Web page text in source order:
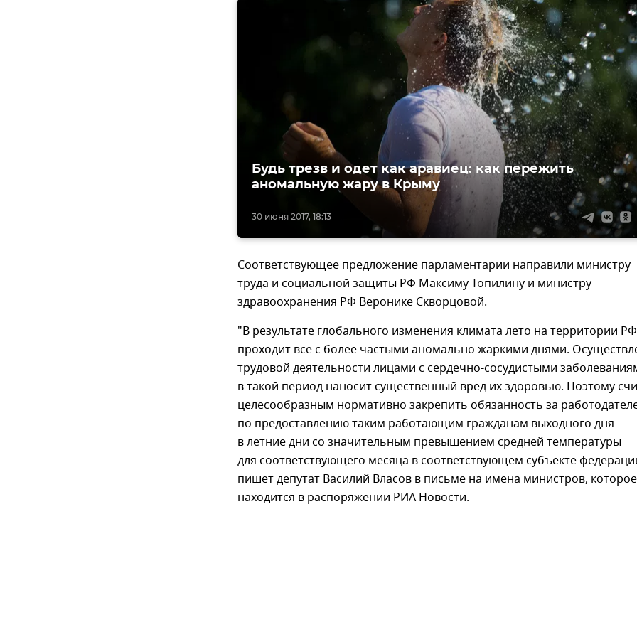
30 июня 2017, 18:13
Будь трезв и одет как аравиец: как пережить
аномальную жару в Крыму
Соответствующее предложение парламентарии направили министру
труда и социальной защиты РФ Максиму Топилину и министру
здравоохранения РФ Веронике Скворцовой.
"В результате глобального изменения климата лето на территории РФ
проходит все с более частыми аномально жаркими днями.
трудовой деятельности лицами с сердечно-сосудистыми
в такой период наносит существенный вред их здоровью. Поэтому
целесообразным нормативно закрепить обязанность за
по предоставлению таким работающим гражданам выходного дня
в летние дни со значительным превышением средней температуры
для соответствующего месяца в соответствующем субъекте
пишет депутат Василий Власов в письме на имена министров, которое
находится в распоряжении РИА Новости.